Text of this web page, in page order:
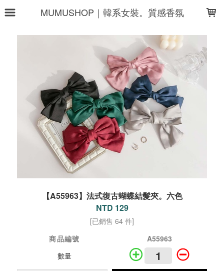
MUMUSHOP｜韓系女裝。質感香氛
【A55963】法式復古蝴蝶結髮夾。六色
NTD 129
[已銷售 64 件]
商品編號
A55963
數量